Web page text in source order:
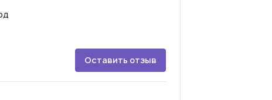
Оставить отзыв